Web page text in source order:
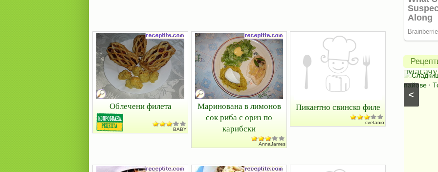
Облечени филета
BABY
Маринована в лимонов
сок риба с ориз по
карибски
AnnaJames
Пикантно свинско филе
cvetanio
<
Салата
Букет
Салати с краставици Салати без месо
Салати със спанак
Салати с марули (зелени
салати)
пай
от
пайове ⋅